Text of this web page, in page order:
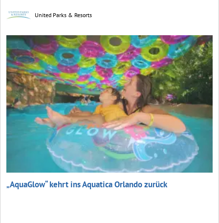
United Parks & Resorts
„AquaGlow“ kehrt ins Aquatica Orlando zurück